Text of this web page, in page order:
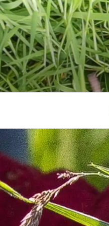
Zum
Inhalt
springen